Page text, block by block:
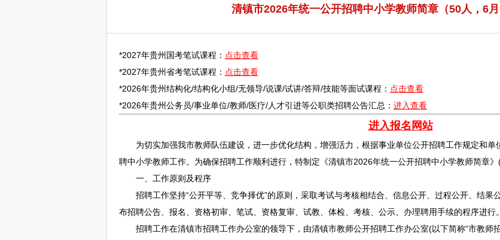
清镇市2026年统一公开招聘中小学教师简章（50人，6月
*2027年贵州国考笔试课程： 点击查看
*2027年贵州省考笔试课程： 点击查看
*2026年贵州结构化/结构化小组/无领导/说课/试讲/答辩/技能等面试课程： 点击查看
*2026年贵州公务员/事业单位/教师/医疗/人才引进等公职类招聘公告汇总： 进入查看
进入报名网站
为切实加强我市教师队伍建设，进一步优化结构，增强活力，根据事业单位公开招聘工作规定和单
聘中小学教师工作。为确保招聘工作顺利进行，特制定《清镇市2026年统一公开招聘中小学教师简章
一、工作原则及程序
招聘工作坚持“公开平等、竞争择优”的原则，采取考试与考核相结合、信息公开、过程公开、结果
布招聘公告、报名、资格初审、笔试、资格复审、试教、体检、考核、公示、办理聘用手续的程序进行。
招聘工作在清镇市招聘工作办公室的领导下，由清镇市教师公开招聘工作办公室(以下简称“市教师